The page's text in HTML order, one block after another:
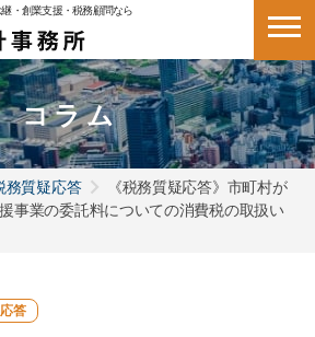
・創業支援・税務顧問なら
コラム
務質疑応答
《税務質疑応答》市町村が
事業の委託料についての消費税の取扱い
答